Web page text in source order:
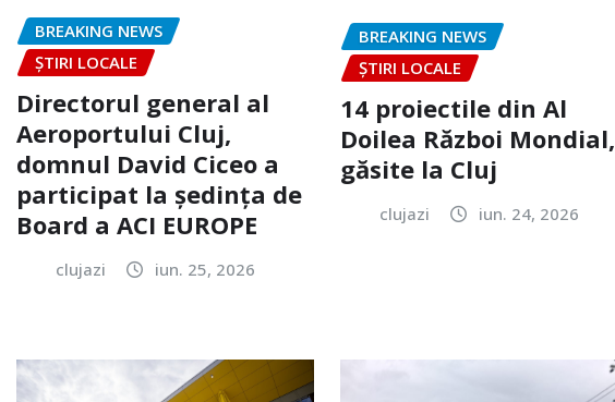
BREAKING NEWS
ȘTIRI LOCALE
Directorul general al
Aeroportului Cluj,
domnul David Ciceo a
participat la ședința de
Board a ACI EUROPE
clujazi iun. 25, 2026
BREAKING NEWS
ȘTIRI LOCALE
14 proiectile din Al
Doilea Război Mondial,
găsite la Cluj
clujazi iun. 24, 2026